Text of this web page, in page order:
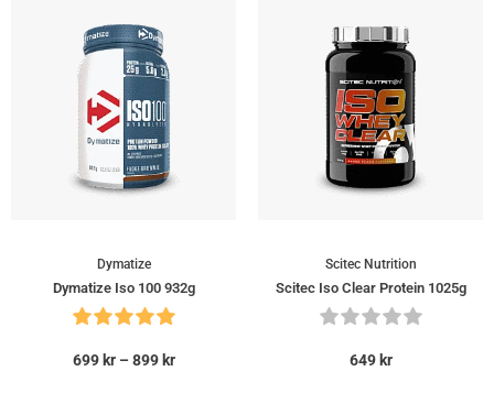
Dymatize
Dymatize Iso 100 932g
699 kr – 899 kr
Scitec Nutrition
Scitec Iso Clear Protein 1025g
649 kr